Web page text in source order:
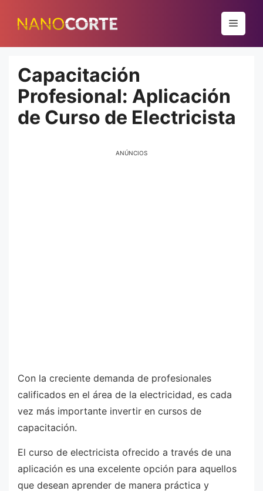
para
conteúdo
Menu
Capacitación
Profesional: Aplicación
de Curso de Electricista
ANÚNCIOS
Con la creciente demanda de profesionales
calificados en el área de la electricidad, es cada
vez más importante invertir en cursos de
capacitación.
El curso de electricista ofrecido a través de una
aplicación es una excelente opción para aquellos
que desean aprender de manera práctica y